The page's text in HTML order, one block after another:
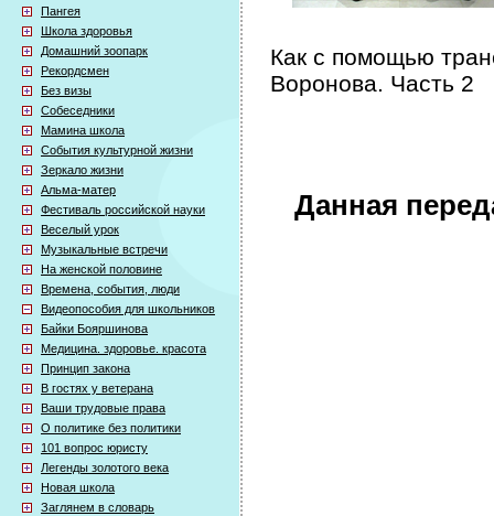
Пангея
Школа здоровья
Домашний зоопарк
Рекордсмен
Без визы
Собеседники
Мамина школа
События культурной жизни
Зеркало жизни
Альма-матер
Фестиваль российской науки
Веселый урок
Музыкальные встречи
На женской половине
Времена, события, люди
Видеопособия для школьников
Байки Бояршинова
Медицина. здоровье. красота
Принцип закона
В гостях у ветерана
Ваши трудовые права
О политике без политики
101 вопрос юристу
Легенды золотого века
Новая школа
Заглянем в словарь
Как с помощью
Воронова. Часть 2
Данная